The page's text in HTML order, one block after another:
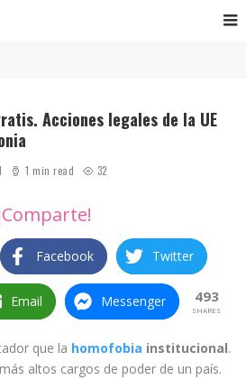
se manifestaron en Bruselas, Bélgica, contra la
Acciones legales de la UE
1 min read 32
Facebook Twitter
Email Messenger 493
SHARES
que la homofobia institucional.
altos cargos de poder de un país.